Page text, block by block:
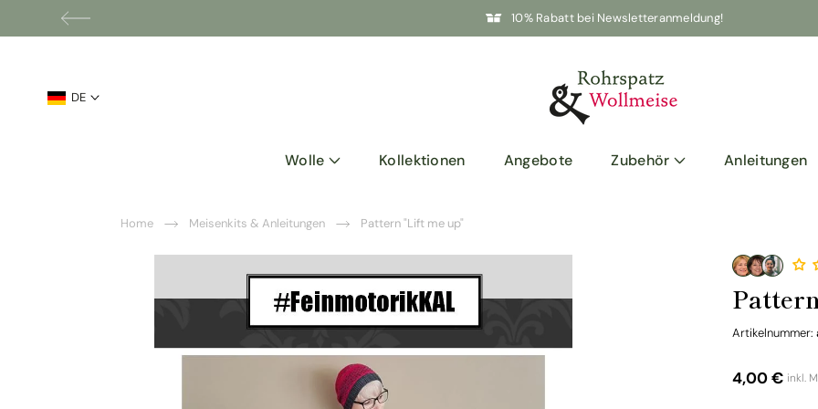
10% Rabatt bei Newsletteranmeldung!
DE
Wolle Kollektionen Angebote Zubehör Anleitungen
Home Meisenkits & Anleitungen Pattern "Lift me up"
Artikelnummer:
4,00 € inkl.